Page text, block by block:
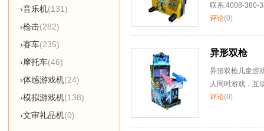
›音乐机(131)
›枪击(282)
›赛车(235)
›摩托车(46)
›体感游戏机(24)
›模拟游戏机(138)
›文审礼品机(0)
联系:4008-380-
评论(0)
异形双枪
异形双枪儿童游
人同时游戏，互
评论(0)